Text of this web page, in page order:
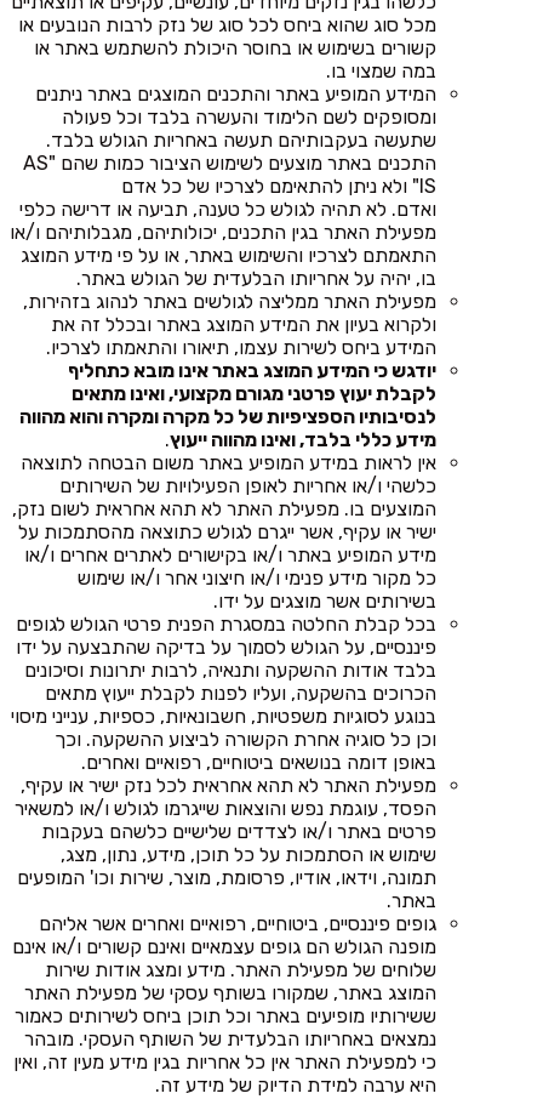
מכל סוג שהוא ביחס לכל סוג של נזק לרבות הנובעים או
קשורים בשימוש או בחוסר היכולת להשתמש באתר או
במה שמצוי בו.
המידע המופיע באתר והתכנים המוצגים באתר ניתנים
ומסופקים לשם הלימוד והעשרה בלבד וכל פעולה
שתעשה בעקבותיהם תעשה באחריות הגולש בלבד.
התכנים באתר מוצעים לשימוש הציבור כמות שהם "AS
IS" ולא ניתן להתאימם לצרכיו של כל אדם
ואדם. לא תהיה לגולש כל טענה, תביעה או דרישה כלפי
מפעילת האתר בגין התכנים, יכולותיהם, מגבלותיהם ו/או
התאמתם לצרכיו והשימוש באתר, או על פי מידע המוצג
בו, יהיה על אחריותו הבלעדית של הגולש באתר.
מפעילת האתר ממליצה לגולשים באתר לנהוג בזהירות,
ולקרוא בעיון את המידע המוצג באתר ובכלל זה את
המידע ביחס לשירות עצמו, תיאורו והתאמתו לצרכיו.
יודגש כי המידע המוצג באתר אינו מובא כתחליף
לקבלת יעוץ פרטני מגורם מקצועי, ואינו מתאים
לנסיבותיו הספציפיות של כל מקרה ומקרה והוא מהווה
מידע כללי בלבד, ואינו מהווה ייעוץ.
אין לראות במידע המופיע באתר משום הבטחה לתוצאה
כלשהי ו/או אחריות לאופן הפעילויות של השירותים
המוצעים בו. מפעילת האתר לא תהא אחראית לשום נזק,
ישיר או עקיף, אשר ייגרם לגולש כתוצאה מהסתמכות על
מידע המופיע באתר ו/או בקישורים לאתרים אחרים ו/או
כל מקור מידע פנימי ו/או חיצוני אחר ו/או שימוש
בשירותים אשר מוצגים על ידו.
בכל קבלת החלטה במסגרת הפנית פרטי הגולש לגופים
פיננסיים, על הגולש לסמוך על בדיקה שהתבצעה על ידו
בלבד אודות ההשקעה ותנאיה, לרבות יתרונות וסיכונים
הכרוכים בהשקעה, ועליו לפנות לקבלת ייעוץ מתאים
בנוגע לסוגיות משפטיות, חשבונאיות, כספיות, ענייני מיסוי
וכן כל סוגיה אחרת הקשורה לביצוע ההשקעה. וכך
באופן דומה בנושאים ביטוחיים, רפואיים ואחרים.
מפעילת האתר לא תהא אחראית לכל נזק ישיר או עקיף,
הפסד, עוגמת נפש והוצאות שייגרמו לגולש ו/או למשאיר
פרטים באתר ו/או לצדדים שלישיים כלשהם בעקבות
שימוש או הסתמכות על כל תוכן, מידע, נתון, מצג,
תמונה, וידאו, אודיו, פרסומת, מוצר, שירות וכו' המופעים
באתר.
גופים פיננסיים, ביטוחיים, רפואיים ואחרים אשר אליהם
מופנה הגולש הם גופים עצמאיים ואינם קשורים ו/או אינם
שלוחים של מפעילת האתר. מידע ומצג אודות שירות
המוצג באתר, שמקורו בשותף עסקי של מפעילת האתר
ששירותיו מופיעים באתר וכל תוכן ביחס לשירותים כאמור
נמצאים באחריותו הבלעדית של השותף העסקי. מובהר
כי למפעילת האתר אין כל אחריות בגין מידע מעין זה, ואין
היא ערבה למידת הדיוק של מידע זה.